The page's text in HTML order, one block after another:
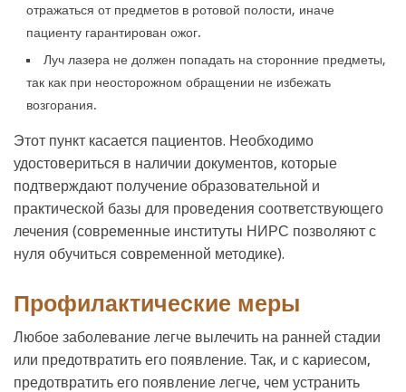
отражаться от предметов в ротовой полости, иначе
пациенту гарантирован ожог.
Луч лазера не должен попадать на сторонние предметы,
так как при неосторожном обращении не избежать
возгорания.
Этот пункт касается пациентов. Необходимо
удостовериться в наличии документов, которые
подтверждают получение образовательной и
практической базы для проведения соответствующего
лечения (современные институты НИРС позволяют с
нуля обучиться современной методике).
Профилактические меры
Любое заболевание легче вылечить на ранней стадии
или предотвратить его появление. Так, и с кариесом,
предотвратить его появление легче, чем устранить